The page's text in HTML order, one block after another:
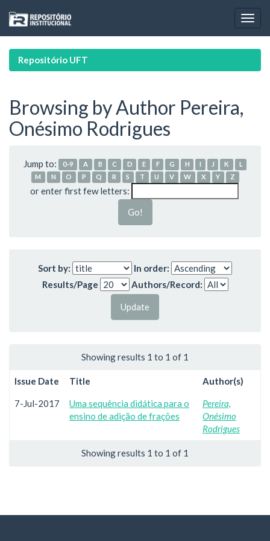
navigation
Repositório UFT
Browsing by Author Pereira,
Onésimo Rodrigues
Jump to: 0-9 A B C D E F G H I J K
L
M
N O P Q R S T U V W X Y Z
or enter first few letters:
Sort by:
In order:
Results/Page
Authors/Record:
Showing results 1 to 1 of 1
Issue Date Title Author(s)
7-Jul-2017
Uma sequência didática para o
ensino de adição de frações
Pereira,
Onésimo
Rodrigues
Showing results 1 to 1 of 1